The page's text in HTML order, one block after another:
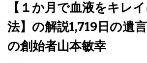
【１か月で血液をキレ
法】の解説1,719日の遺
の創始者山本敏幸